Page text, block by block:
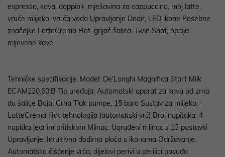
espresso, kava, doppio+, mješavina za cappuccino, moj latte,
vruće mlijeko, vruća voda Upravljanje Dodir, LED ikone Posebne
značajke LatteCrema Hot, grijač šalica, Twin Shot, opcija
mljevene kave
Tehničke specifikacije: Model: De'Longhi Magnifica Start Milk
ECAM220.60.B Tip uređaja: Automatski aparat za kavu od zrna
do šalice Boja: Crna Tlak pumpe: 15 bara Sustav za mlijeko:
LatteCrema Hot tehnologija (automatski vrč) Broj napitaka: 4
napitka jednim pritiskom Mlinac: Ugrađeni mlinac s 13 postavki
Upravljanje: Intuitivna dodirna ploča s ikonama Održavanje:
Automatsko čišćenje vrča, dijelovi perivi u perilici posuđa